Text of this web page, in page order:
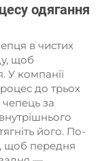
одягання
в чистих
щоб
У компанії
до трьох
за
його. По-
щоб передня